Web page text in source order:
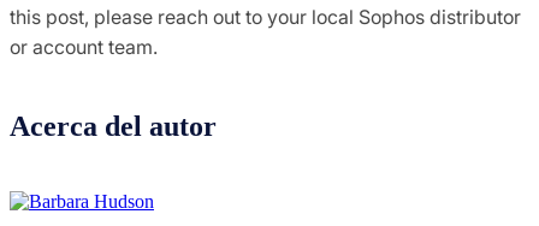
this post, please reach out to your local Sophos distributor
or account team.
Acerca del autor